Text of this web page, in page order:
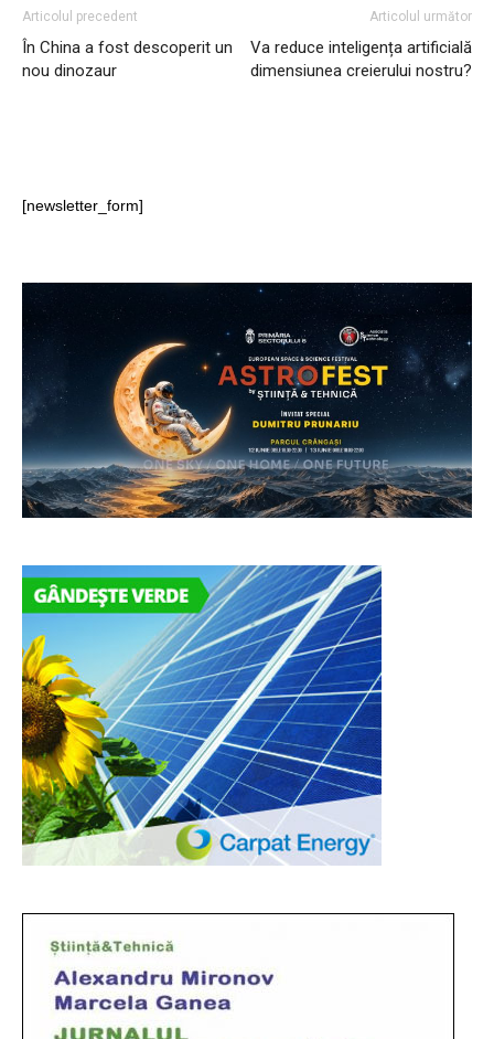
Articolul precedent
În China a fost descoperit un
nou dinozaur
Articolul următor
Va reduce inteligența artificială
dimensiunea creierului nostru?
[newsletter_form]